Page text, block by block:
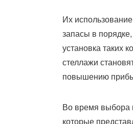
Их
запасы в
установка таких
стеллажи
повышению
Во время выбора
которые